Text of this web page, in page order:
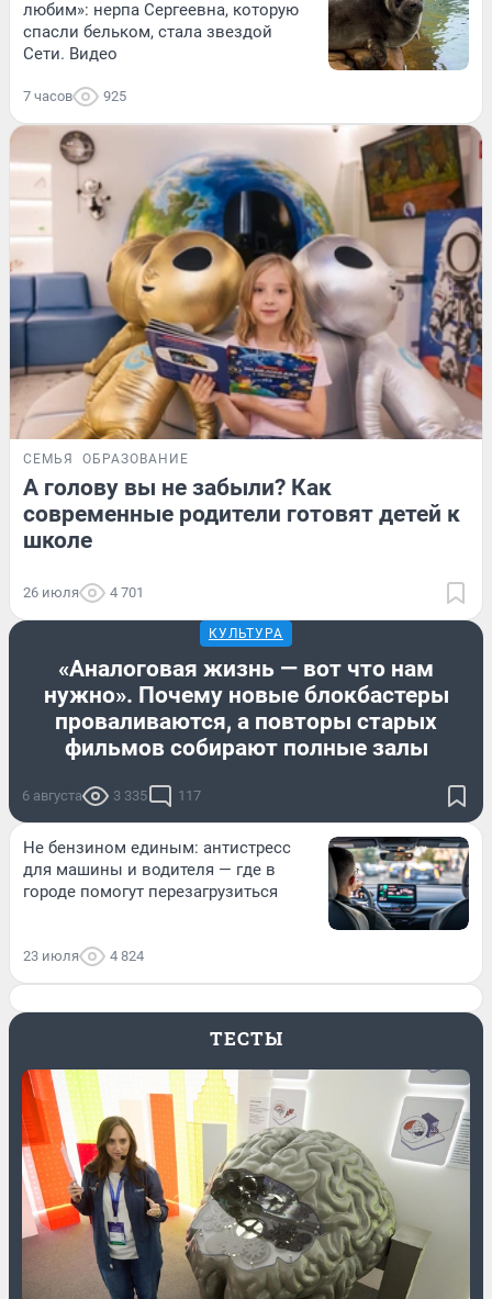
любим»: нерпа Сергеевна, которую
спасли бельком, стала звездой
Сети. Видео
7 часов 925
СЕМЬЯ ОБРАЗОВАНИЕ
А голову вы не забыли? Как
современные родители готовят детей к
школе
26 июля 4 701
КУЛЬТУРА
«Аналоговая жизнь — вот что нам
нужно». Почему новые блокбастеры
проваливаются, а повторы старых
фильмов собирают полные залы
6 августа 3 335 117
Не бензином единым: антистресс
для машины и водителя — где в
городе помогут перезагрузиться
23 июля 4 824
ТЕСТЫ